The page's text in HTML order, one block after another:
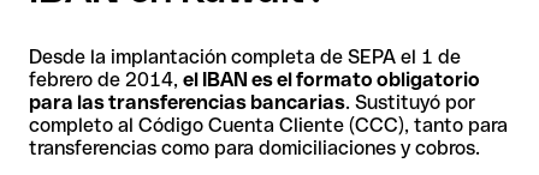
Desde la implantación completa de SEPA el 1 de
febrero de 2014, el IBAN es el formato obligatorio
para las transferencias bancarias. Sustituyó por
completo al Código Cuenta Cliente (CCC), tanto para
transferencias como para domiciliaciones y cobros.